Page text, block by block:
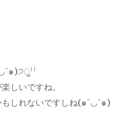
๑)੭ु⁾⁾
しいですね。
しれないですしね(๑¯◡¯๑)